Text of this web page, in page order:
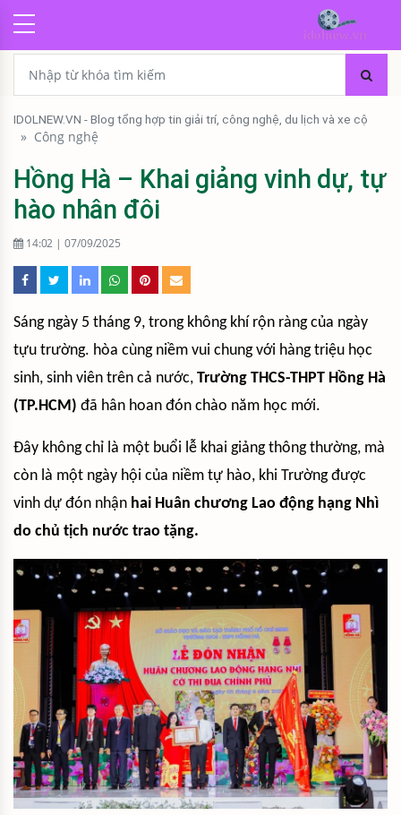
IDOLNEW.VN - Blog tổng hợp tin giải trí, công nghệ, du lịch và xe cộ
» Công nghệ
Hồng Hà – Khai giảng vinh dự, tự
hào nhân đôi
14:02 | 07/09/2025
Sáng ngày 5 tháng 9, trong không khí rộn ràng của ngày
tựu trường. hòa cùng niềm vui chung với hàng triệu học
sinh, sinh viên trên cả nước, Trường THCS-THPT Hồng Hà
(TP.HCM) đã hân hoan đón chào năm học mới.
Đây không chỉ là một buổi lễ khai giảng thông thường, mà
còn là một ngày hội của niềm tự hào, khi Trường được
vinh dự đón nhận hai Huân chương Lao động hạng Nhì
do chủ tịch nước trao tặng.